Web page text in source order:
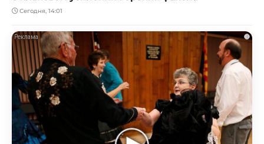
Сегодня, 14:01
i